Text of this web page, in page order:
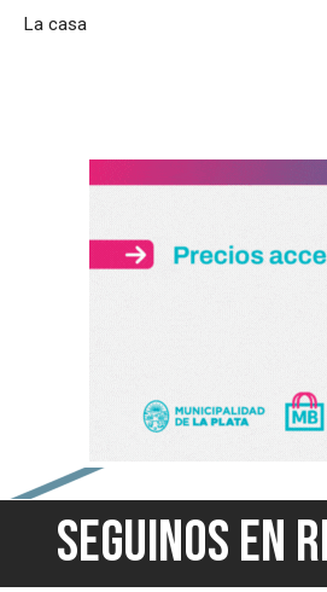
La casa
SEGUINOS EN